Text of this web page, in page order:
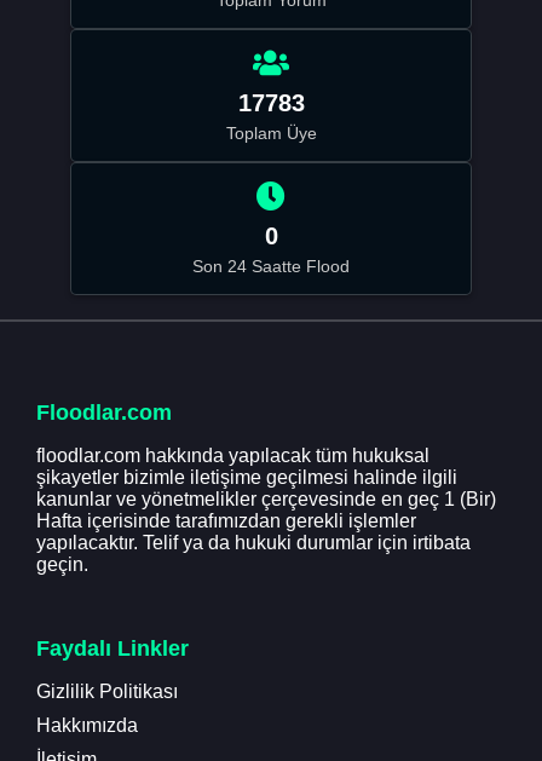
17783
Toplam Üye
0
Son 24 Saatte Flood
Floodlar.com
floodlar.com hakkında yapılacak tüm hukuksal
şikayetler bizimle iletişime geçilmesi halinde ilgili
kanunlar ve yönetmelikler çerçevesinde en geç 1 (Bir)
Hafta içerisinde tarafımızdan gerekli işlemler
yapılacaktır. Telif ya da hukuki durumlar için irtibata
geçin.
Faydalı Linkler
Gizlilik Politikası
Hakkımızda